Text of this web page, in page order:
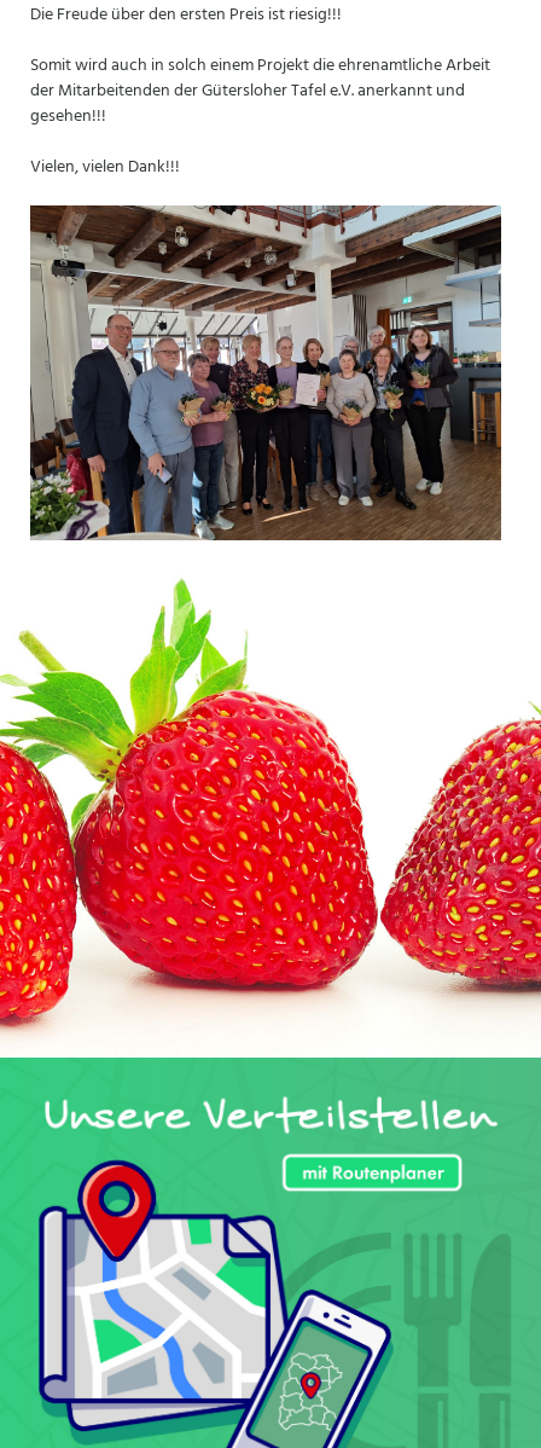
Die Freude über den ersten Preis ist riesig!!!
Somit wird auch in solch einem Projekt die ehrenamtliche Arbeit
der Mitarbeitenden der Gütersloher Tafel e.V. anerkannt und
gesehen!!!
Vielen, vielen Dank!!!